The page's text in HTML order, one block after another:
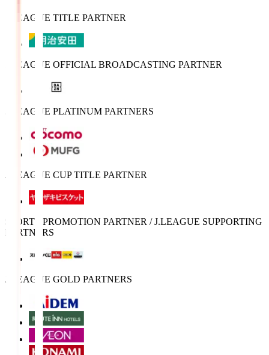
J.LEAGUE TITLE PARTNER
J.LEAGUE OFFICIAL BROADCASTING PARTNER
J.LEAGUE PLATINUM PARTNERS
J.LEAGUE CUP TITLE PARTNER
SPORTS PROMOTION PARTNER / J.LEAGUE SUPPORTING
PARTNERS
J.LEAGUE GOLD PARTNERS